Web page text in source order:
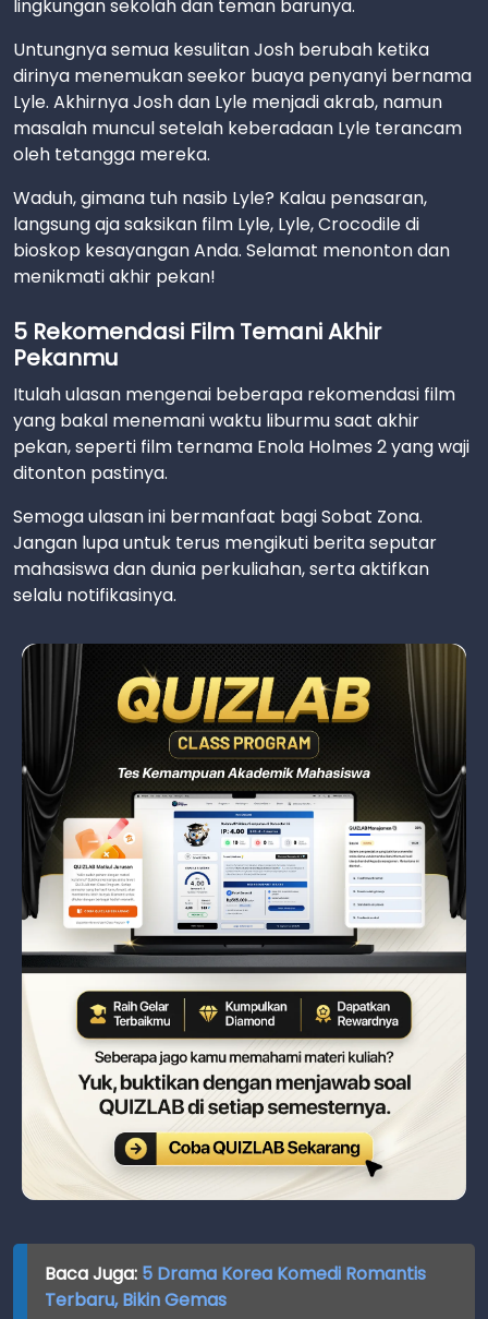
lingkungan sekolah dan teman barunya.
Untungnya semua kesulitan Josh berubah ketika
dirinya menemukan seekor buaya penyanyi bernama
Lyle. Akhirnya Josh dan Lyle menjadi akrab, namun
masalah muncul setelah keberadaan Lyle terancam
oleh tetangga mereka.
Waduh, gimana tuh nasib Lyle? Kalau penasaran,
langsung aja saksikan film Lyle, Lyle, Crocodile di
bioskop kesayangan Anda. Selamat menonton dan
menikmati akhir pekan!
5 Rekomendasi Film Temani Akhir
Pekanmu
Itulah ulasan mengenai beberapa rekomendasi film
yang bakal menemani waktu liburmu saat akhir
pekan, seperti film ternama Enola Holmes 2 yang waji
ditonton pastinya.
Semoga ulasan ini bermanfaat bagi Sobat Zona.
Jangan lupa untuk terus mengikuti berita seputar
mahasiswa dan dunia perkuliahan, serta aktifkan
selalu notifikasinya.
Baca Juga: 5 Drama Korea Komedi Romantis
Terbaru, Bikin Gemas